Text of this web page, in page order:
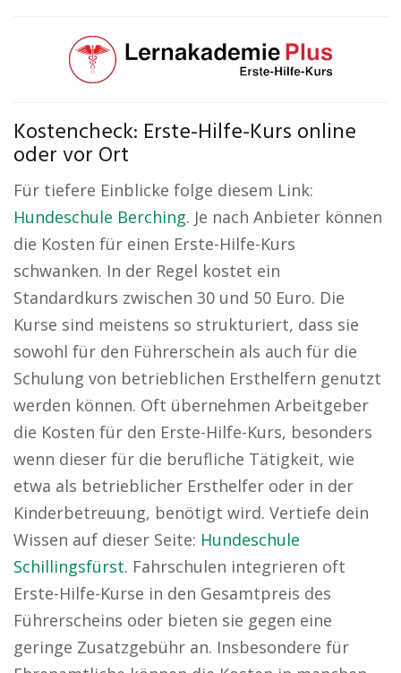
Kostencheck: Erste-Hilfe-Kurs online
oder vor Ort
Für tiefere Einblicke folge diesem Link:
Hundeschule Berching. Je nach Anbieter können
die Kosten für einen Erste-Hilfe-Kurs
schwanken. In der Regel kostet ein
Standardkurs zwischen 30 und 50 Euro. Die
Kurse sind meistens so strukturiert, dass sie
sowohl für den Führerschein als auch für die
Schulung von betrieblichen Ersthelfern genutzt
werden können. Oft übernehmen Arbeitgeber
die Kosten für den Erste-Hilfe-Kurs, besonders
wenn dieser für die berufliche Tätigkeit, wie
etwa als betrieblicher Ersthelfer oder in der
Kinderbetreuung, benötigt wird. Vertiefe dein
Wissen auf dieser Seite: Hundeschule
Schillingsfürst. Fahrschulen integrieren oft
Erste-Hilfe-Kurse in den Gesamtpreis des
Führerscheins oder bieten sie gegen eine
geringe Zusatzgebühr an. Insbesondere für